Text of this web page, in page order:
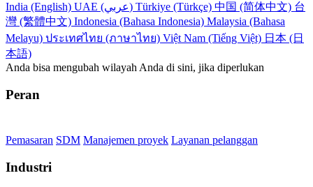
India (English)
UAE (عربي) Türkiye (Türkçe) 中国 (简体中文) 台
灣 (繁體中文) Indonesia (Bahasa Indonesia) Malaysia (Bahasa
Melayu) ประเทศไทย (ภาษาไทย) Việt Nam (Tiếng Việt) 日本 (日
本語)
Anda bisa mengubah wilayah Anda di sini, jika diperlukan
Peran
Pemasaran SDM Manajemen proyek Layanan pelanggan
Industri